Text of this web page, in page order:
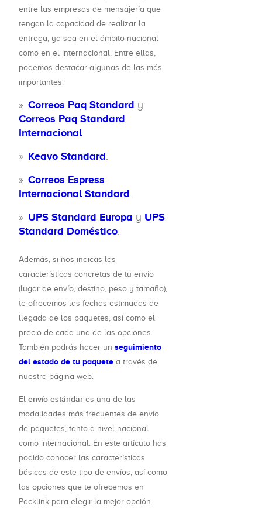
entre las empresas de mensajería que
tengan la capacidad de realizar la
entrega, ya sea en el ámbito nacional
como en el internacional. Entre ellas,
podemos destacar algunas de las más
importantes:
Correos Paq Standard y
Correos Paq Standard
Internacional.
Keavo Standard.
Correos Espress
Internacional Standard.
UPS Standard Europa y UPS
Standard Doméstico.
Además, si nos indicas las
características concretas de tu envío
(lugar de envío, destino, peso y tamaño),
te ofrecemos las fechas estimadas de
llegada de los paquetes, así como el
precio de cada una de las opciones.
También podrás hacer un seguimiento
del estado de tu paquete a través de
nuestra página web.
El envío estándar es una de las
modalidades más frecuentes de envío
de paquetes, tanto a nivel nacional
como internacional. En este artículo has
podido conocer las características
básicas de este tipo de envíos, así como
las opciones que te ofrecemos en
Packlink para elegir la mejor opción